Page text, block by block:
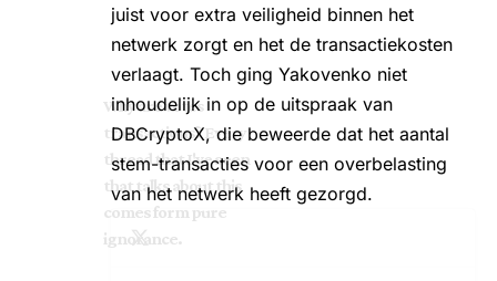
juist voor extra veiligheid binnen het
netwerk zorgt en het de transactiekosten
verlaagt. Toch ging Yakovenko niet
inhoudelijk in op de uitspraak van
DBCryptoX, die beweerde dat het aantal
stem-transacties voor een overbelasting
van het netwerk heeft gezorgd.
Why are votes
transactions? Every
thread that I've seen
that talks about this
comes form pure
ignorance.